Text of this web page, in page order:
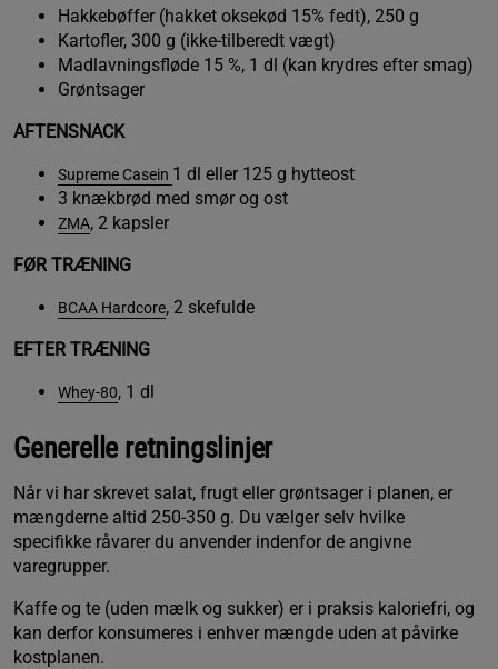
Hakkebøffer (hakket oksekød 15% fedt), 250 g
Kartofler, 300 g (ikke-tilberedt vægt)
Madlavningsfløde 15 %, 1 dl (kan krydres efter smag)
Grøntsager
AFTENSNACK
Supreme Casein 1 dl eller 125 g hytteost
3 knækbrød med smør og ost
ZMA, 2 kapsler
FØR TRÆNING
BCAA Hardcore, 2 skefulde
EFTER TRÆNING
Whey-80, 1 dl
Generelle retningslinjer
Når vi har skrevet salat, frugt eller grøntsager i planen, er
mængderne altid 250-350 g. Du vælger selv hvilke
specifikke råvarer du anvender indenfor de angivne
varegrupper.
Kaffe og te (uden mælk og sukker) er i praksis kaloriefri, og
kan derfor konsumeres i enhver mængde uden at påvirke
kostplanen.